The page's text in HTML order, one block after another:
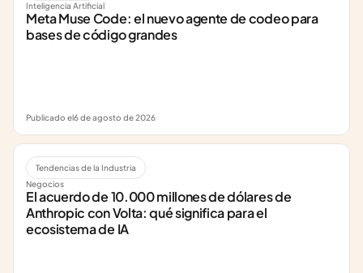
Inteligencia Artificial
Meta Muse Code: el nuevo agente de codeo para
bases de código grandes
Publicado el6 de agosto de 2026
Tendencias de la Industria
Negocios
El acuerdo de 10.000 millones de dólares de
Anthropic con Volta: qué significa para el
ecosistema de IA